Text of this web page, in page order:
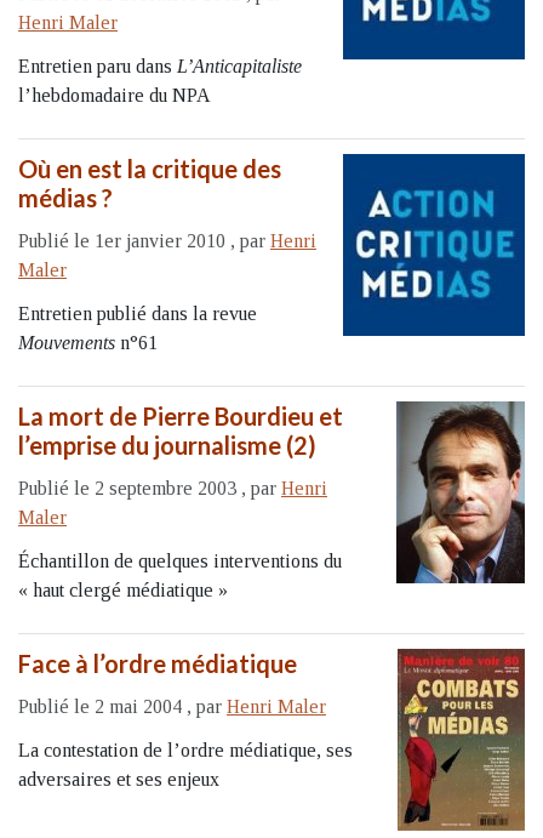
Henri Maler
Entretien paru dans L’Anticapitaliste
l’hebdomadaire du NPA
Où en est la critique des
médias ?
Publié le 1er janvier 2010 , par Henri
Maler
Entretien publié dans la revue
Mouvements n°61
La mort de Pierre Bourdieu et
l’emprise du journalisme (2)
Publié le 2 septembre 2003 , par Henri
Maler
Échantillon de quelques interventions du
« haut clergé médiatique »
Face à l’ordre médiatique
Publié le 2 mai 2004 , par Henri Maler
La contestation de l’ordre médiatique, ses
adversaires et ses enjeux